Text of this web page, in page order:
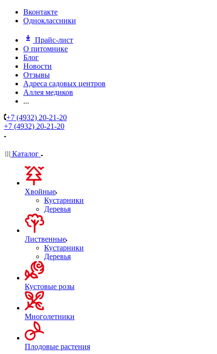
Вконтакте
Одноклассники
Прайс-лист
О питомнике
Блог
Новости
Отзывы
Адреса садовых центров
Аллея медиков
...
+7 (4932) 20-21-20
+7 (4932) 20-21-20
Каталог
Хвойные
Кустарники
Деревья
Лиственные
Кустарники
Деревья
Кустовые розы
Многолетники
Плодовые растения